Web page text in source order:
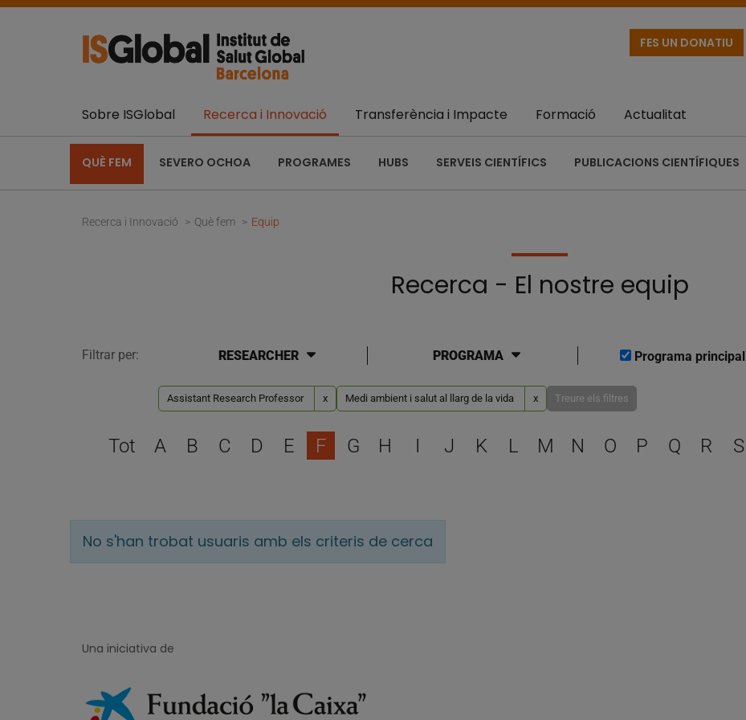
FES UN DONATIU
Sobre ISGlobal Recerca i Innovació
QUÈ FEM SEVERO OCHOA PROGRAMES HUBS SERVEIS CIENTÍFICS PUBLICACIONS CIENTÍFIQUES
Transferència i Impacte Formació Actualitat
Recerca i Innovació Què fem Equip
Recerca - El nostre equip
Filtrar per: RESEARCHER PROGRAMA Programa principal
Assistant Research Professor x Medi ambient i salut al llarg de la vida x Treure els filtres
Escull una lletra per filtrar
Tot A B C D E F G H I J K L M N O P Q R S
No s'han trobat usuaris amb els criteris de cerca
Una iniciativa de